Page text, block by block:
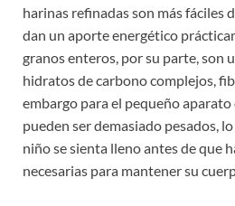
harinas refinadas son más fáciles
dan un aporte energético
granos enteros, por su parte, son
hidratos de carbono complejos,
embargo para el pequeño
pueden ser demasiado pesados,
niño se sienta lleno antes de que
necesarias para mantener su